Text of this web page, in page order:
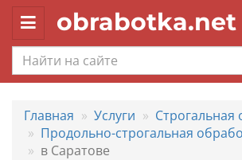
Toggle
navigation
obrabotka.net
Главная Услуги
Строгальная
Продольно-строгальная
в Саратове